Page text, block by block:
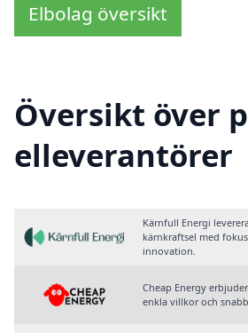
Elbolag översikt
Översikt över
elleverantörer
Kärnfull Energi
kärnkraftsel med
innovation.
Cheap Energy
enkla villkor och